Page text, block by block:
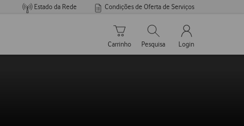
Estado da Rede Condições de Oferta de Serviços
Carrinho de compras
Carrinho
Pesquisar
Pesquisa
My Vodafone
Login